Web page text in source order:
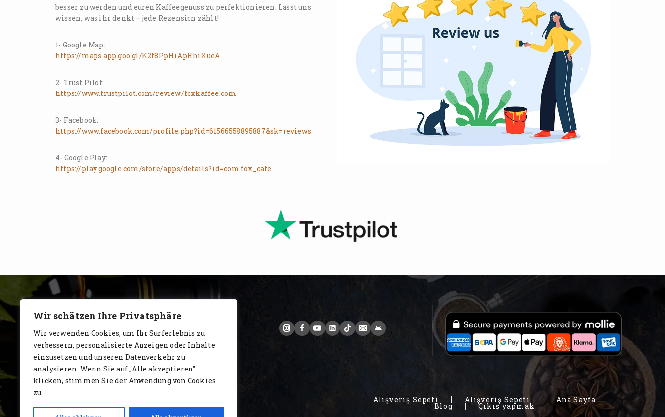
Wir schätzen Ihre Privatsphäre
Wir verwenden Cookies, um Ihr Surferlebnis zu
verbessern, personalisierte Anzeigen oder Inhalte
einzusetzen und unseren Datenverkehr zu
analysieren. Wenn Sie auf „Alle akzeptieren"
klicken, stimmen Sie der Anwendung von Cookies
zu.
besser zu werden und euren Kaffeegenuss zu perfektionieren. Lasst uns
wissen, was ihr denkt – jede Rezension zählt!
1- Google Map:
https://maps.app.goo.gl/K2f8PpHiApHhiXueA
2- Trust Pilot:
https://www.trustpilot.com/review/foxkaffee.com
3- Facebook:
https://www.facebook.com/profile.php?id=61566558895887&sk=reviews
4- Google Play:
https://play.google.com/store/apps/details?id=com.fox_cafe
www.AlbertoIT.com 2026 FoxKaffee Kaffeerösterei
Alışveriş Sepeti Alışveriş Sepeti Ana Sayfa
Blog Çıkış yapmak